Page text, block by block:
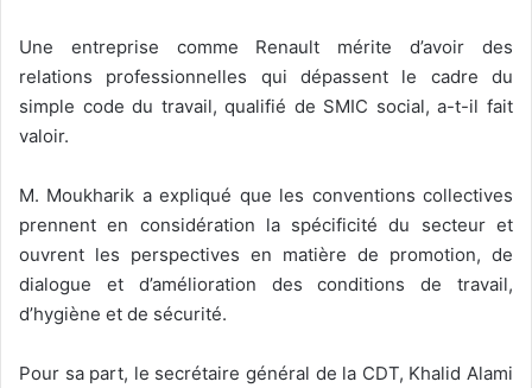
Une entreprise comme Renault mérite d’avoir des
relations professionnelles qui dépassent le cadre du
simple code du travail, qualifié de SMIC social, a-t-il fait
valoir.
M. Moukharik a expliqué que les conventions collectives
prennent en considération la spécificité du secteur et
ouvrent les perspectives en matière de promotion, de
dialogue et d’amélioration des conditions de travail,
d’hygiène et de sécurité.
Pour sa part, le secrétaire général de la CDT, Khalid Alami